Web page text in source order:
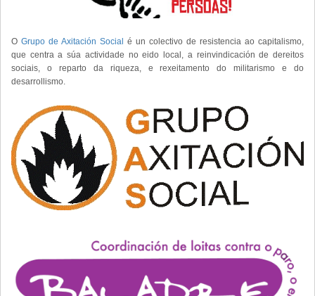
O Grupo de Axitación Social é un colectivo de resistencia ao capitalismo,
que centra a súa actividade no eido local, a reinvindicación de dereitos
sociais, o reparto da riqueza, e rexeitamento do militarismo e do
desarrollismo.